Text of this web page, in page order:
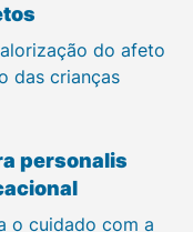
do afeto
das crianças
personalis
o cuidado com a